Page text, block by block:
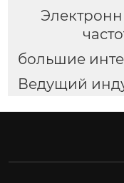
большие
Ведущий